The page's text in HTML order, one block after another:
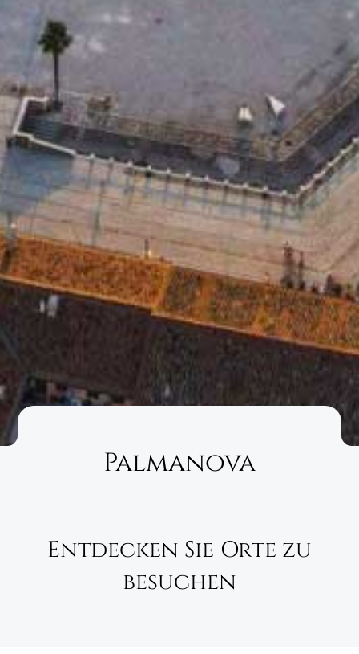
Palmanova
Entdecken Sie Orte zu
besuchen